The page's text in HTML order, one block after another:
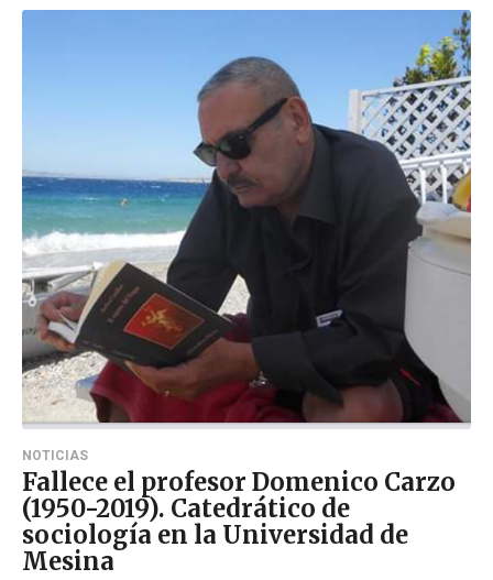
NOTICIAS
Fallece el profesor Domenico Carzo
(1950-2019). Catedrático de
sociología en la Universidad de
Mesina